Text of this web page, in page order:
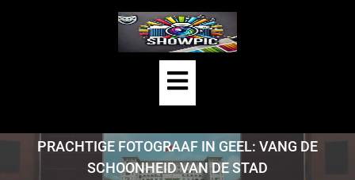
Open
Button
PRACHTIGE FOTOGRAAF IN GEEL: VANG DE
SCHOONHEID VAN DE STAD